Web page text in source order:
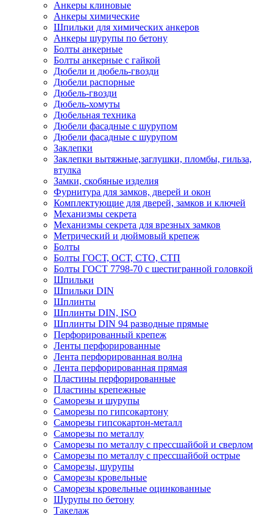
Анкеры клиновые
Анкеры химические
Шпильки для химических анкеров
Анкеры шурупы по бетону
Болты анкерные
Болты анкерные с гайкой
Дюбели и дюбель-гвозди
Дюбели распорные
Дюбель-гвозди
Дюбель-хомуты
Дюбельная техника
Дюбели фасадные с шурупом
Дюбели фасадные с шурупом
Заклепки
Заклепки вытяжные,заглушки, пломбы, гильза,
втулка
Замки, скобяные изделия
Фурнитура для замков, дверей и окон
Комплектующие для дверей, замков и ключей
Механизмы секрета
Механизмы секрета для врезных замков
Метрический и дюймовый крепеж
Болты
Болты ГОСТ, ОСТ, СТО, СТП
Болты ГОСТ 7798-70 с шестигранной головкой
Шпильки
Шпильки DIN
Шплинты
Шплинты DIN, ISO
Шплинты DIN 94 разводные прямые
Перфорированный крепеж
Ленты перфорированные
Лента перфорированная волна
Лента перфорированная прямая
Пластины перфорированные
Пластины крепежные
Саморезы и шурупы
Саморезы по гипсокартону
Саморезы гипсокартон-металл
Саморезы по металлу
Саморезы по металлу с прессшайбой и сверлом
Саморезы по металлу с прессшайбой острые
Саморезы, шурупы
Саморезы кровельные
Саморезы кровельные оцинкованные
Шурупы по бетону
Такелаж